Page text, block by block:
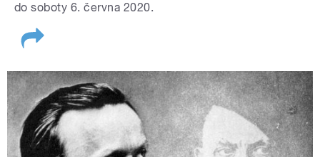
do soboty 6. června 2020.